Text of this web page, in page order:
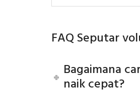
FAQ Seputar
Bagaimana
naik cepat?